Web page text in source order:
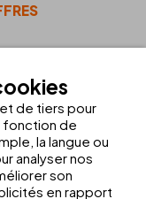
SOLARIUM
de tiers pour
fonction de
la langue ou
analyser nos
son
en rapport